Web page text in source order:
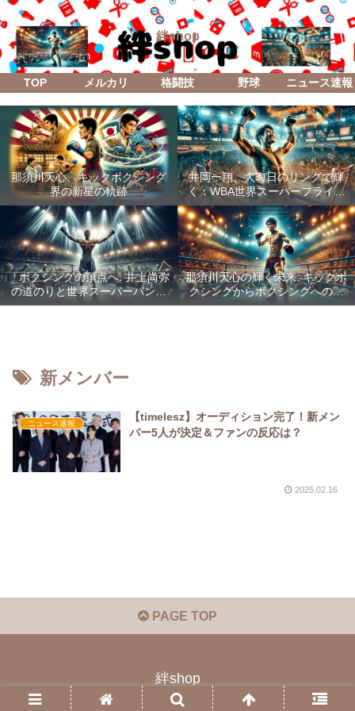
絆shop
TOP メルカリ 格闘技 野球 ニュース速報
那須川天心、キックボクシング
界の新星の軌跡
井岡一翔、大晦日のリングで輝
く：WBA世界スーパーフライ級
防衛戦「Lifetime Boxing Fights
18」
「ボクシングの頂点へ: 井上尚弥
の道のりと世界スーパーバンタ
ム級統一戦の全貌」
那須川天心の輝く未来: キックボ
クシングからボクシングへの成
功した転身
新メンバー
ニュース速報
【timelesz】オーディション完了！新メン
バー5人が決定＆ファンの反応は？
2025.02.16
PAGE TOP
絆shop
© 2023 絆shop.